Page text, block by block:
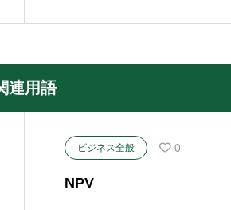
連用語
ビジネス全般 0
NPV